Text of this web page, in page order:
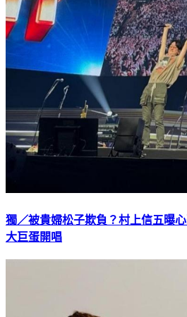
獨／被貴婦松子欺負？村上信五曝
大巨蛋開唱